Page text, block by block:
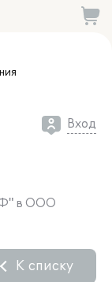
Вход
в ООО
К списку